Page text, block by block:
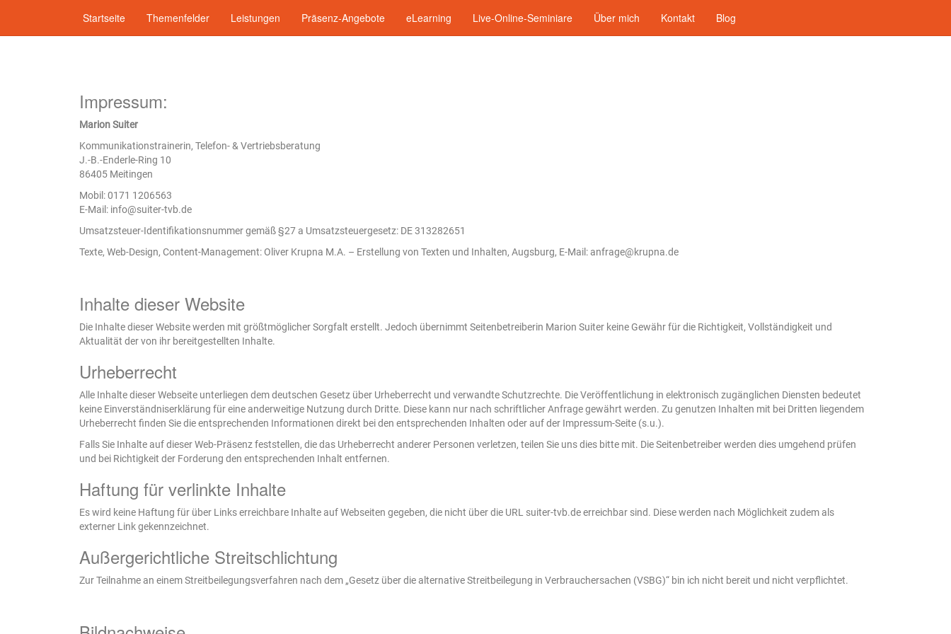
Startseite Themenfelder Leistungen Präsenz-Angebote eLearning Live-Online-Seminiare Über mich Kontakt Blog
Impressum:
Marion Suiter
Kommunikationstrainerin, Telefon- & Vertriebsberatung
J.-B.-Enderle-Ring 10
86405 Meitingen
Mobil: 0171 1206563
E-Mail: info@suiter-tvb.de
Umsatzsteuer-Identifikationsnummer gemäß §27 a Umsatzsteuergesetz: DE 313282651
Texte, Web-Design, Content-Management: Oliver Krupna M.A. – Erstellung von Texten und Inhalten, Augsburg, E-Mail: anfrage@krupna.de
Inhalte dieser Website
Die Inhalte dieser Website werden mit größtmöglicher Sorgfalt erstellt. Jedoch übernimmt Seitenbetreiberin Marion Suiter keine Gewähr für die Richtigkeit, Vollständigkeit und
Aktualität der von ihr bereitgestellten Inhalte.
Urheberrecht
Alle Inhalte dieser Webseite unterliegen dem deutschen Gesetz über Urheberrecht und verwandte Schutzrechte. Die Veröffentlichung in elektronisch zugänglichen Diensten bedeutet
keine Einverständniserklärung für eine anderweitige Nutzung durch Dritte. Diese kann nur nach schriftlicher Anfrage gewährt werden. Zu genutzen Inhalten mit bei Dritten liegendem
Urheberrecht finden Sie die entsprechenden Informationen direkt bei den entsprechenden Inhalten oder auf der Impressum-Seite (s.u.).
Falls Sie Inhalte auf dieser Web-Präsenz feststellen, die das Urheberrecht anderer Personen verletzen, teilen Sie uns dies bitte mit. Die Seitenbetreiber werden dies umgehend prüfen
und bei Richtigkeit der Forderung den entsprechenden Inhalt entfernen.
Haftung für verlinkte Inhalte
Es wird keine Haftung für über Links erreichbare Inhalte auf Webseiten gegeben, die nicht über die URL suiter-tvb.de erreichbar sind. Diese werden nach Möglichkeit zudem als
externer Link gekennzeichnet.
Außergerichtliche Streitschlichtung
Zur Teilnahme an einem Streitbeilegungsverfahren nach dem „Gesetz über die alternative Streitbeilegung in Verbrauchersachen (VSBG)“ bin ich nicht bereit und nicht verpflichtet.